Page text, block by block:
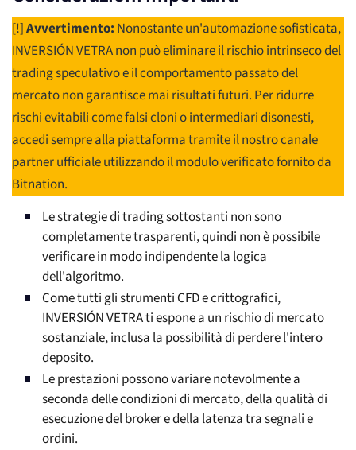
[!]Avvertimento: Nonostante un'automazione sofisticata,
INVERSIÓN VETRA non può eliminare il rischio intrinseco del
trading speculativo e il comportamento passato del
mercato non garantisce mai risultati futuri. Per ridurre
rischi evitabili come falsi cloni o intermediari disonesti,
accedi sempre alla piattaforma tramite il nostro canale
partner ufficiale utilizzando il modulo verificato fornito da
Bitnation.
Le strategie di trading sottostanti non sono
completamente trasparenti, quindi non è possibile
verificare in modo indipendente la logica
dell'algoritmo.
Come tutti gli strumenti CFD e crittografici,
INVERSIÓN VETRA ti espone a un rischio di mercato
sostanziale, inclusa la possibilità di perdere l'intero
deposito.
Le prestazioni possono variare notevolmente a
seconda delle condizioni di mercato, della qualità di
esecuzione del broker e della latenza tra segnali e
ordini.